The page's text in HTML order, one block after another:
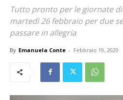
Tutto pronto per le giornate
martedì 26 febbraio per due
passare in allegria
By Emanuela Conte - Febbraio 19, 2020